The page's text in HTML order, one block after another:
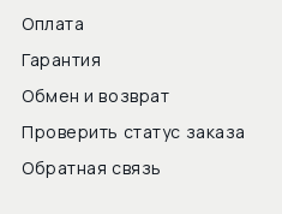
Оплата
Гарантия
Обмен и возврат
Проверить статус заказа
Обратная связь